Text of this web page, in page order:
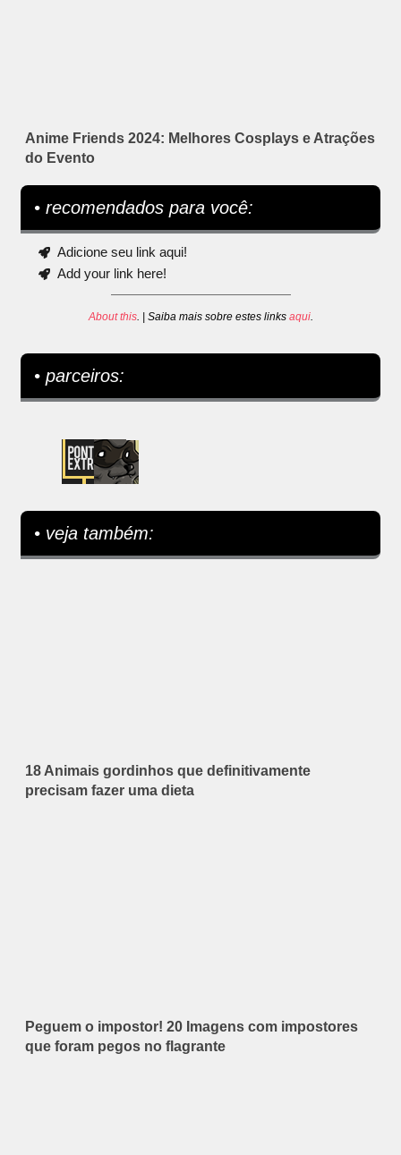
Anime Friends 2024: Melhores Cosplays e Atrações
do Evento
• recomendados para você:
Adicione seu link aqui!
Add your link here!
About this. | Saiba mais sobre estes links aqui.
• parceiros:
• veja também:
18 Animais gordinhos que definitivamente
precisam fazer uma dieta
Peguem o impostor! 20 Imagens com impostores
que foram pegos no flagrante